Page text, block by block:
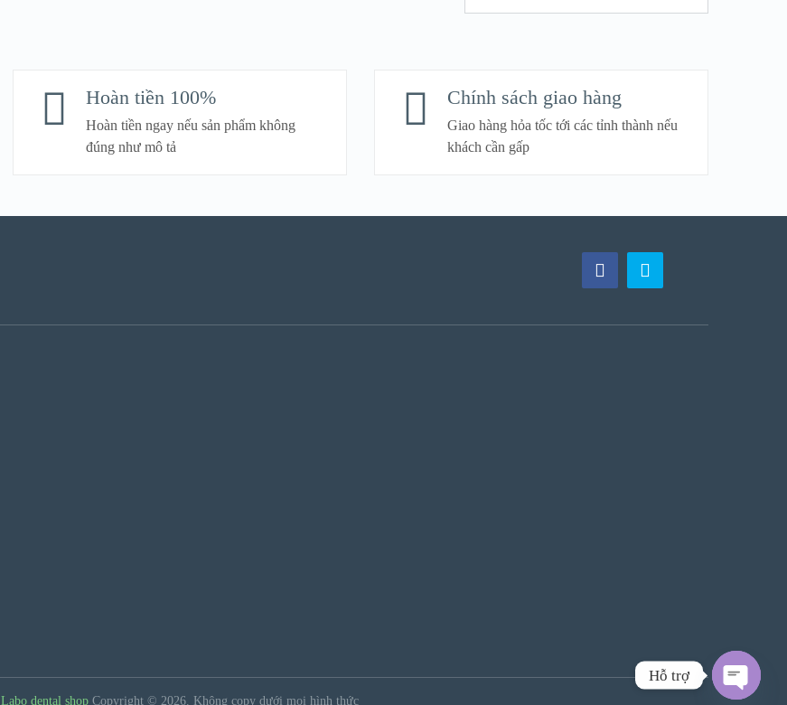
Hoàn tiền 100%
Hoàn tiền ngay nếu sản phẩm không
đúng như mô tả
Chính sách giao hàng
Giao hàng hỏa tốc tới các tỉnh thành nếu
khách cần gấp
Labo dental shop Copyright © 2026. Không copy dưới mọi hình thức
Zalo
Hỗ trợ